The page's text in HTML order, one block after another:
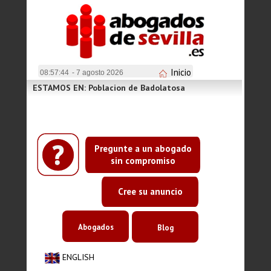
08:57:44 - 7 agosto 2026 Inicio
Pregunte a un abogado
sin compromiso
Cree su anuncio
ESTAMOS EN: Poblacion de Badolatosa
ENGLISH
Abogados Blog